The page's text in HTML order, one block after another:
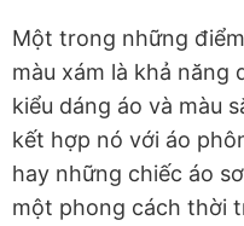
Một trong những
màu xám là khả năng
kiểu dáng áo và màu
kết hợp nó với áo
hay những chiếc áo
một phong cách thời